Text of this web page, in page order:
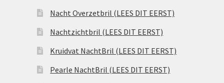
Nacht Overzetbril (LEES DIT EERST)
Nachtzichtbril (LEES DIT EERST)
Kruidvat NachtBril (LEES DIT EERST)
Pearle NachtBril (LEES DIT EERST)